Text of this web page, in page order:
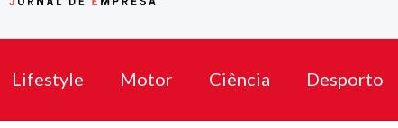
Lifestyle Motor Ciência Desporto